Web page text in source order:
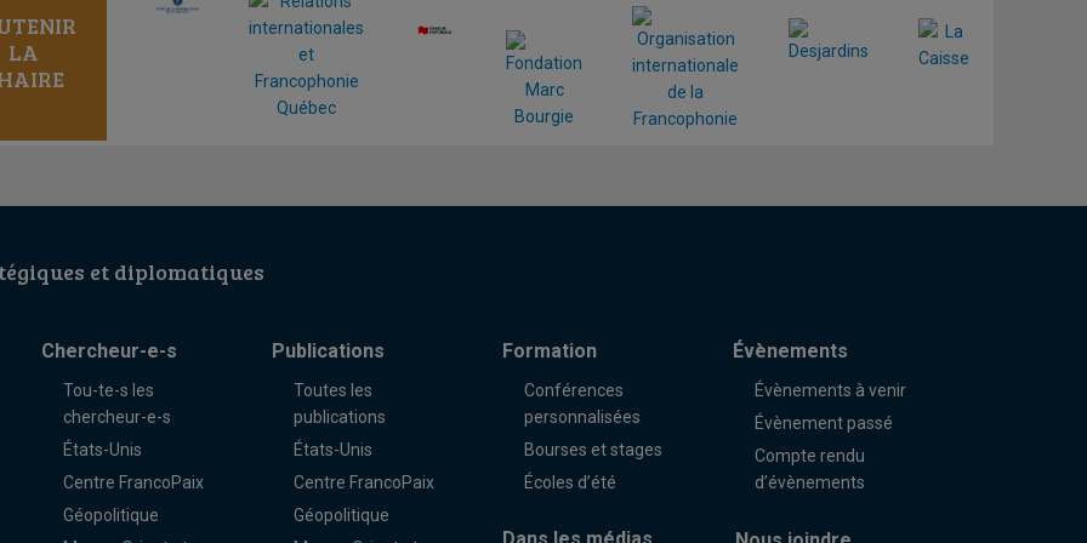
LA
et diplomatiques
Chercheur-e-s
Tou-te-s les
chercheur-e-s
États-Unis
Centre FrancoPaix
Géopolitique
Publications
Toutes les
publications
États-Unis
Centre FrancoPaix
Géopolitique
Formation
Conférences
personnalisées
Bourses et stages
Écoles d’été
Évènements
Évènements à venir
Évènement passé
Compte rendu
d’évènements